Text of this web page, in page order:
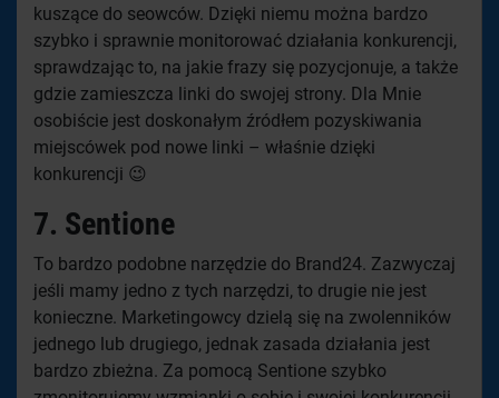
kuszące do seowców. Dzięki niemu można bardzo
szybko i sprawnie monitorować działania konkurencji,
sprawdzając to, na jakie frazy się pozycjonuje, a także
gdzie zamieszcza linki do swojej strony. Dla Mnie
osobiście jest doskonałym źródłem pozyskiwania
miejscówek pod nowe linki – właśnie dzięki
konkurencji 😉
7. Sentione
To bardzo podobne narzędzie do Brand24. Zazwyczaj
jeśli mamy jedno z tych narzędzi, to drugie nie jest
konieczne. Marketingowcy dzielą się na zwolenników
jednego lub drugiego, jednak zasada działania jest
bardzo zbieżna. Za pomocą Sentione szybko